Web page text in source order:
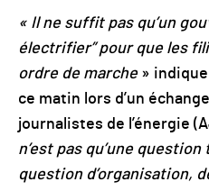
« Il ne suffit pas qu’un
électrifier” pour que les
ordre de marche» indique
ce matin lors d’un
journalistes de l’énergie
n’est pas qu’une
question d’organisation,